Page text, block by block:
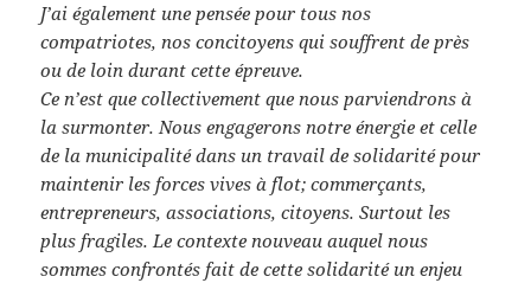
J’ai également une pensée pour tous nos
compatriotes, nos concitoyens qui souffrent de près
ou de loin durant cette épreuve.
Ce n’est que collectivement que nous parviendrons à
la surmonter. Nous engagerons notre énergie et celle
de la municipalité dans un travail de solidarité pour
maintenir les forces vives à flot; commerçants,
entrepreneurs, associations, citoyens. Surtout les
plus fragiles. Le contexte nouveau auquel nous
sommes confrontés fait de cette solidarité un enjeu